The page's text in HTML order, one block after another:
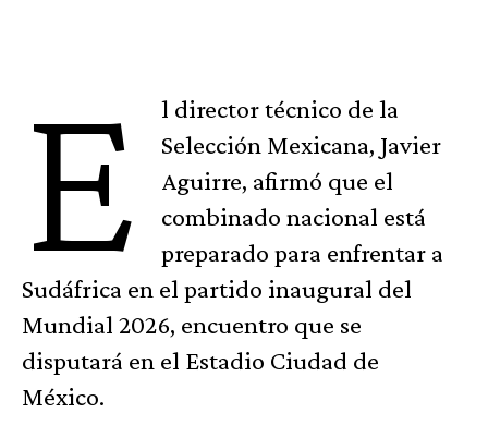
E
l director técnico de la
Selección Mexicana, Javier
Aguirre, afirmó que el
combinado nacional está
preparado para enfrentar a
Sudáfrica en el partido inaugural del
Mundial 2026, encuentro que se
disputará en el Estadio Ciudad de
México.